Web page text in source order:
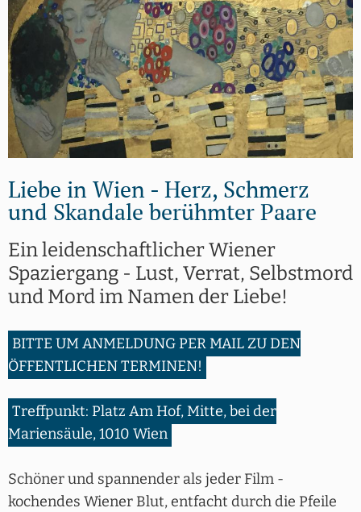
Liebe in Wien - Herz, Schmerz
und Skandale berühmter Paare
Ein leidenschaftlicher Wiener
Spaziergang - Lust, Verrat, Selbstmord
und Mord im Namen der Liebe!
BITTE UM ANMELDUNG PER MAIL ZU DEN
ÖFFENTLICHEN TERMINEN!
Treffpunkt: Platz Am Hof, Mitte, bei der
Mariensäule, 1010 Wien
Schöner und spannender als jeder Film -
kochendes Wiener Blut, entfacht durch die Pfeile